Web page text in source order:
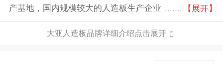
产基地，国内规模较大的人造板生产企业，主要生产多
层实木复合地板、高档家具等。公司深入贯彻绿色发展
【展开】
大亚人造板品牌详细介绍点击展开